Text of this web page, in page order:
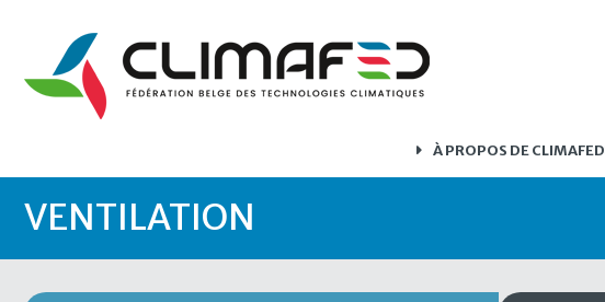
À PROPOS DE CLIMAFED
VENTILATION